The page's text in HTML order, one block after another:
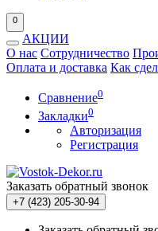
0
АКЦИИ
О нас Сотрудничество
Оплата и доставка Как
Сравнение0
Закладки0
Авторизация
Регистрация
Заказать обратный звонок
+7 (423) 205-30-94